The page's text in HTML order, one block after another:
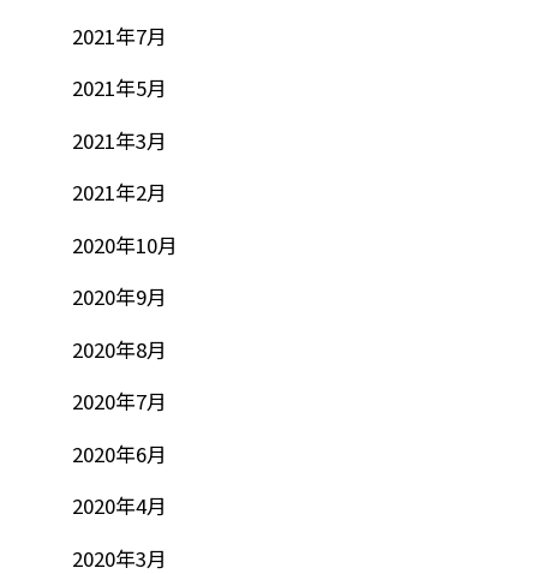
2021年7月
2021年5月
2021年3月
2021年2月
2020年10月
2020年9月
2020年8月
2020年7月
2020年6月
2020年4月
2020年3月